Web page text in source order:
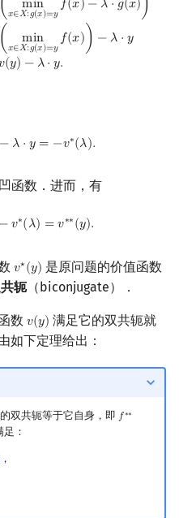
( min
𝑥∈𝑋:𝑔(𝑥)=𝑦𝑓(𝑥) − 𝜆 ⋅ 𝑔(𝑥) )
( min
𝑥∈𝑋:𝑔(𝑥)=𝑦𝑓(𝑥) ) − 𝜆 ⋅ 𝑦
(𝑦) − 𝜆⋅ 𝑦.
− 𝜆 ⋅ 𝑦 = −𝑣∗(𝜆).
v(y ) −λ⋅y=− v∗(λ)
函数．进而，有
−𝑣∗(𝜆) = 𝑣∗∗(𝑦).
y−v∗ (λ =v ∗∗(y)
𝑣⋆(𝑦)
v⋆(y) 是原问题的价值函数
轭（biconjugate）．
数 𝑣(𝑦)
v(y) 满足它的双共轭就
如下定理给出：
的双共轭等于它自身，即 𝑓∗∗
f∗∗
：
，